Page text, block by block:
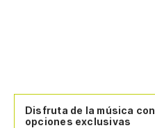
Disfruta de la música con
opciones exclusivas